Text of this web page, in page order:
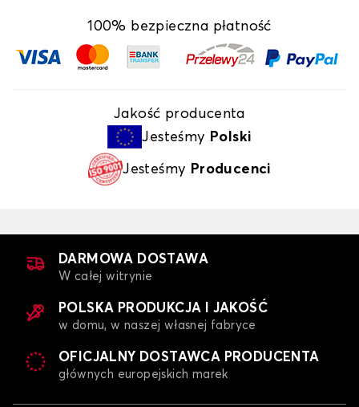
100% bezpieczna płatność
Jakość producenta
Jesteśmy Polski
Jesteśmy Producenci
DARMOWA DOSTAWA
W całej witrynie
POLSKA PRODUKCJA I JAKOŚĆ
w domu, w naszej własnej fabryce
OFICJALNY DOSTAWCA PRODUCENTA
głównych europejskich marek